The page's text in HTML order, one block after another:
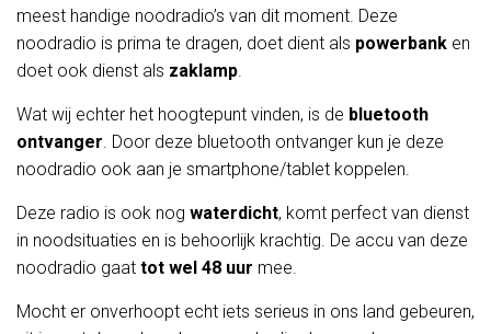
meest handige noodradio’s van dit moment. Deze
noodradio is prima te dragen, doet dient als powerbank en
doet ook dienst als zaklamp.
Wat wij echter het hoogtepunt vinden, is de bluetooth
ontvanger. Door deze bluetooth ontvanger kun je deze
noodradio ook aan je smartphone/tablet koppelen.
Deze radio is ook nog waterdicht, komt perfect van dienst
in noodsituaties en is behoorlijk krachtig. De accu van deze
noodradio gaat tot wel 48 uur mee.
Mocht er onverhoopt echt iets serieus in ons land gebeuren,